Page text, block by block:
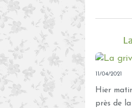
11/04/2021
Hier
près de